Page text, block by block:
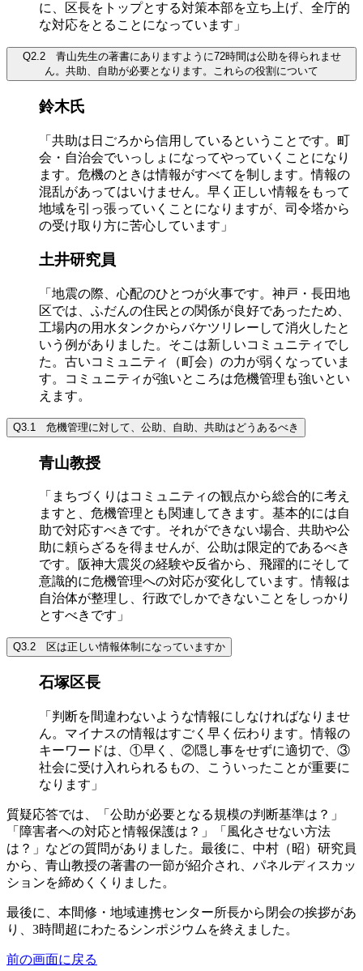
に、区長をトップとする対策本部を立ち上げ、全庁的
な対応をとることになっています」
Q2.2 青山先生の著書にありますように72時間は公助を得られませ
ん。共助、自助が必要となります。これらの役割について
鈴木氏
「共助は日ごろから信用しているということです。町
会・自治会でいっしょになってやっていくことになり
ます。危機のときは情報がすべてを制します。情報の
混乱があってはいけません。早く正しい情報をもって
地域を引っ張っていくことになりますが、司令塔から
の受け取り方に苦心しています」
土井研究員
「地震の際、心配のひとつが火事です。神戸・長田地
区では、ふだんの住民との関係が良好であったため、
工場内の用水タンクからバケツリレーして消火したと
いう例がありました。そこは新しいコミュニティでし
た。古いコミュニティ（町会）の力が弱くなっていま
す。コミュニティが強いところは危機管理も強いとい
えます。
Q3.1 危機管理に対して、公助、自助、共助はどうあるべき
青山教授
「まちづくりはコミュニティの観点から総合的に考え
ますと、危機管理とも関連してきます。基本的には自
助で対応すべきです。それができない場合、共助や公
助に頼らざるを得ませんが、公助は限定的であるべき
です。阪神大震災の経験や反省から、飛躍的にそして
意識的に危機管理への対応が変化しています。情報は
自治体が整理し、行政でしかできないことをしっかり
とすべきです」
Q3.2 区は正しい情報体制になっていますか
石塚区長
「判断を間違わないような情報にしなければなりませ
ん。マイナスの情報はすごく早く伝わります。情報の
キーワードは、①早く、②隠し事をせずに適切で、③
社会に受け入れられるもの、こういったことが重要に
なります」
質疑応答では、「公助が必要となる規模の判断基準は？」
「障害者への対応と情報保護は？」「風化させない方法
は？」などの質問がありました。最後に、中村（昭）研究員
から、青山教授の著書の一節が紹介され、パネルディスカッ
ションを締めくくりました。
最後に、本間修・地域連携センター所長から閉会の挨拶があ
り、3時間超にわたるシンポジウムを終えました。
前の画面に戻る